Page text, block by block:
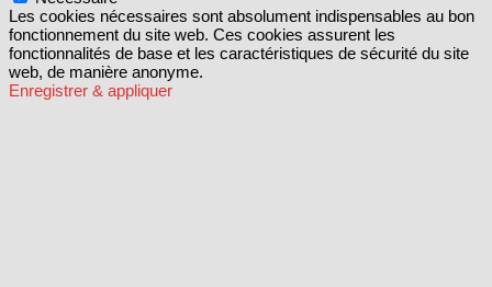
Les cookies nécessaires sont absolument indispensables au bon
fonctionnement du site web. Ces cookies assurent les
fonctionnalités de base et les caractéristiques de sécurité du site
web, de manière anonyme.
Enregistrer & appliquer